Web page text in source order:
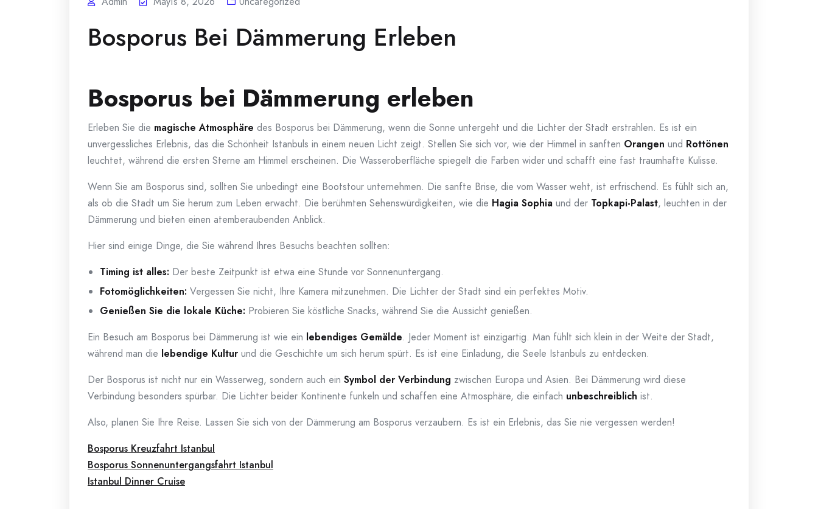
Bosporus Bei Dämmerung Erleben
Bosporus bei Dämmerung erleben
Erleben Sie die magische Atmosphäre des Bosporus bei Dämmerung, wenn die Sonne untergeht und die Lichter der Stadt erstrahlen. Es ist ein
unvergessliches Erlebnis, das die Schönheit Istanbuls in einem neuen Licht zeigt. Stellen Sie sich vor, wie der Himmel in sanften Orangen und Rottönen
leuchtet, während die ersten Sterne am Himmel erscheinen. Die Wasseroberfläche spiegelt die Farben wider und schafft eine fast traumhafte Kulisse.
Wenn Sie am Bosporus sind, sollten Sie unbedingt eine Bootstour unternehmen. Die sanfte Brise, die vom Wasser weht, ist erfrischend. Es fühlt sich an,
als ob die Stadt um Sie herum zum Leben erwacht. Die berühmten Sehenswürdigkeiten, wie die Hagia Sophia und der Topkapi-Palast, leuchten in der
Dämmerung und bieten einen atemberaubenden Anblick.
Hier sind einige Dinge, die Sie während Ihres Besuchs beachten sollten:
Timing ist alles: Der beste Zeitpunkt ist etwa eine Stunde vor Sonnenuntergang.
Fotomöglichkeiten: Vergessen Sie nicht, Ihre Kamera mitzunehmen. Die Lichter der Stadt sind ein perfektes Motiv.
Genießen Sie die lokale Küche: Probieren Sie köstliche Snacks, während Sie die Aussicht genießen.
Ein Besuch am Bosporus bei Dämmerung ist wie ein lebendiges Gemälde. Jeder Moment ist einzigartig. Man fühlt sich klein in der Weite der Stadt,
während man die lebendige Kultur und die Geschichte um sich herum spürt. Es ist eine Einladung, die Seele Istanbuls zu entdecken.
Der Bosporus ist nicht nur ein Wasserweg, sondern auch ein Symbol der Verbindung zwischen Europa und Asien. Bei Dämmerung wird diese
Verbindung besonders spürbar. Die Lichter beider Kontinente funkeln und schaffen eine Atmosphäre, die einfach unbeschreiblich ist.
Also, planen Sie Ihre Reise. Lassen Sie sich von der Dämmerung am Bosporus verzaubern. Es ist ein Erlebnis, das Sie nie vergessen werden!
Bosporus Kreuzfahrt Istanbul
Bosporus Sonnenuntergangsfahrt Istanbul
Istanbul Dinner Cruise